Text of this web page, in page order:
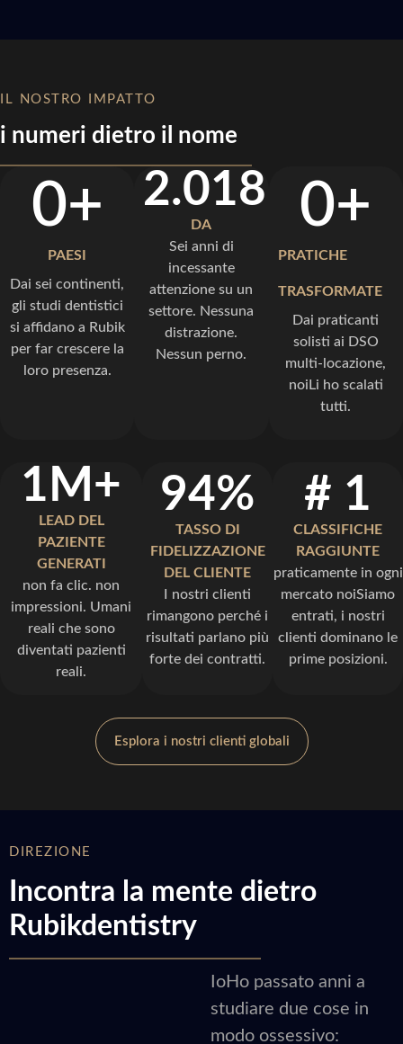
IL NOSTRO IMPATTO
i numeri dietro il nome
PAESI
0+
Dai sei continenti,
gli studi dentistici
si affidano a Rubik
per far crescere la
loro presenza.
2.018
DA
Sei anni di
incessante
attenzione su un
settore. Nessuna
distrazione.
Nessun perno.
PRATICHE
TRASFORMATE
0+
Dai praticanti
solisti ai DSO
multi-locazione,
noiLi ho scalati
tutti.
1M+
LEAD DEL
PAZIENTE
GENERATI
non fa clic. non
impressioni. Umani
reali che sono
diventati pazienti
reali.
94%
TASSO DI
FIDELIZZAZIONE
DEL CLIENTE
I nostri clienti
rimangono perché i
risultati parlano più
forte dei contratti.
# 1
CLASSIFICHE
RAGGIUNTE
praticamente in ogni
mercato noiSiamo
entrati, i nostri
clienti dominano le
prime posizioni.
Esplora i nostri clienti globali
DIREZIONE
Incontra la mente dietro
Rubikdentistry
IoHo passato anni a
studiare due cose in
modo ossessivo: